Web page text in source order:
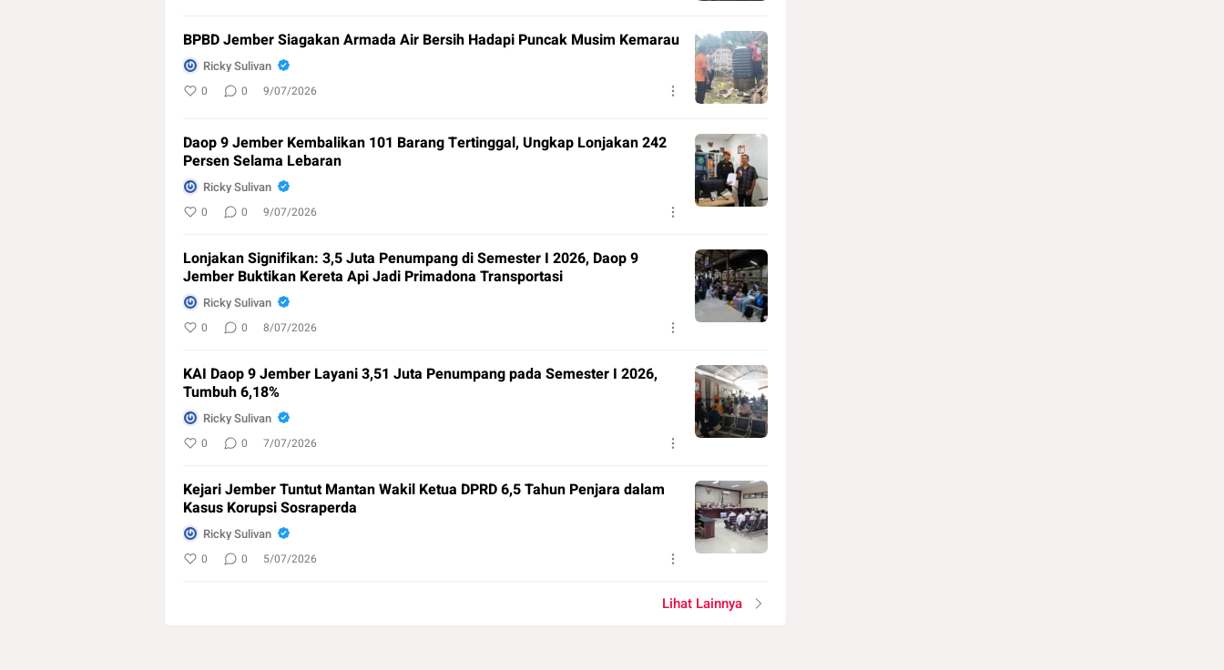
BPBD Jember Siagakan Armada Air Bersih Hadapi Puncak Musim Kemarau
Ricky Sulivan
0 0 9/07/2026
Daop 9 Jember Kembalikan 101 Barang Tertinggal, Ungkap Lonjakan 242
Persen Selama Lebaran
Ricky Sulivan
0 0 9/07/2026
Lonjakan Signifikan: 3,5 Juta Penumpang di Semester I 2026, Daop 9
Jember Buktikan Kereta Api Jadi Primadona Transportasi
Ricky Sulivan
0 0 8/07/2026
KAI Daop 9 Jember Layani 3,51 Juta Penumpang pada Semester I 2026,
Tumbuh 6,18%
Ricky Sulivan
0 0 7/07/2026
Kejari Jember Tuntut Mantan Wakil Ketua DPRD 6,5 Tahun Penjara dalam
Kasus Korupsi Sosraperda
Ricky Sulivan
0 0 5/07/2026
Lihat Lainnya